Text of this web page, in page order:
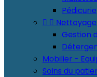
Pédicurie
 
Gestion
Mobilier -
Soins du